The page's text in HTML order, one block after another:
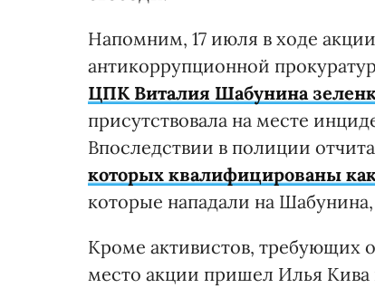
Напомним, 17 июля в ходе
антикоррупционной
ЦПК Виталия Шабунина
присутствовала на месте
Впоследствии в полиции
которых квалифицированы
которые нападали на
Кроме активистов, требующих
место акции пришел Илья